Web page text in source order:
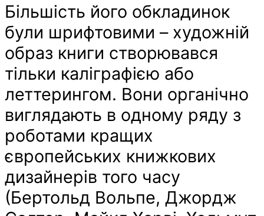
Більшість його обкладинок
були шрифтовими – художній
образ книги створювався
тільки каліграфією або
леттерингом. Вони органічно
виглядають в одному ряду з
роботами кращих
європейських книжкових
дизайнерів того часу
(Бертольд Вольпе, Джордж